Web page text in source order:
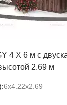
4 Х 6 м с
2,69 м
6х4.22х2.69